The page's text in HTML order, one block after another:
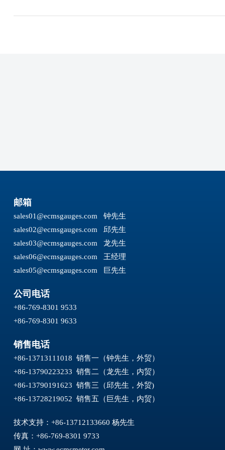
邮箱
sales01@ecmsgauges.com 钟先生
sales02@ecmsgauges.com 邱先生
sales03@ecmsgauges.com 龙先生
sales06@ecmsgauges.com 王经理
sales05@ecmsgauges.com 巨先生
公司电话
+86-769-8301 9533
+86-769-8301 9633
销售电话
+86-13713111018 销售一（钟先生，外贸）
+86-13790223233 销售二（龙先生，内贸）
+86-13790191623 销售三（邱先生，外贸)
+86-13728219052 销售五（巨先生，内贸）
技术支持：+86-13712133660 杨先生
传真：+86-769-8301 9733